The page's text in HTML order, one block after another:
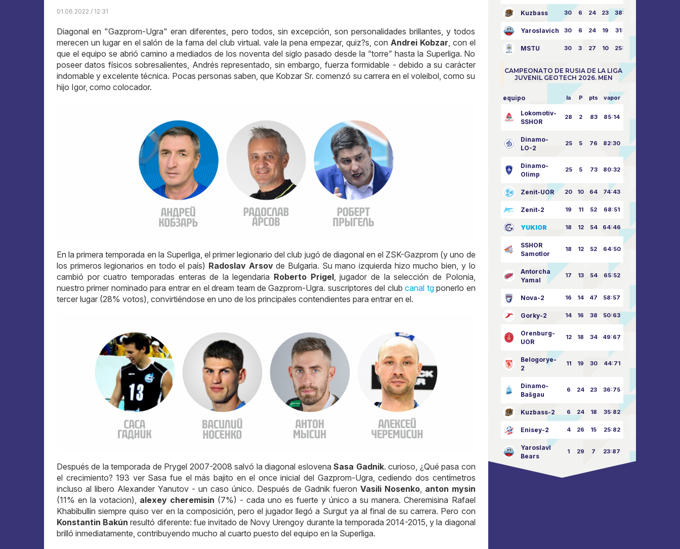
01.06.2022 / 12:31
Diagonal en "Gazprom-Ugra" eran diferentes, pero todos, sin excepción, son personalidades brillantes, y todos
merecen un lugar en el salón de la fama del club virtual. vale la pena empezar, quiz?s, con Andrei Kobzar , con el
que el equipo se abrió camino a mediados de los noventa del siglo pasado desde la “torre” hasta la Superliga. No
poseer datos físicos sobresalientes, Andrés representado, sin embargo, fuerza formidable - debido a su carácter
indomable y excelente técnica. Pocas personas saben, que Kobzar Sr. comenzó su carrera en el voleibol, como su
hijo Igor, como colocador.
En la primera temporada en la Superliga, el primer legionario del club jugó de diagonal en el ZSK-Gazprom (y uno de
los primeros legionarios en todo el país) Radoslav Arsovde Bulgaria. Su mano izquierda hizo mucho bien, y lo
cambió por cuatro temporadas enteras de la legendaria Roberto Prigel, jugador de la selección de Polonia,
nuestro primer nominado para entrar en el dream team de Gazprom-Ugra. suscriptores del clubcanal tgponerlo en
tercer lugar (28% votos), convirtiéndose en uno de los principales contendientes para entrar en el.
Después de la temporada de Prygel 2007-2008 salvó la diagonal eslovenaSasa Gadnik. curioso, ¿Qué pasa con
el crecimiento? 193 ver Sasa fue el más bajito en el once inicial del Gazprom-Ugra, cediendo dos centímetros
incluso al libero Alexander Yanutov - un caso único. Después de Gadnik fueron Vasili Nosenko, anton mysin
(11% en la votacion), alexey cheremisin (7%) - cada uno es fuerte y único a su manera. Cheremisina Rafael
Khabibullin siempre quiso ver en la composición, pero el jugador llegó a Surgut ya al final de su carrera. Pero con
Konstantin Bakún resultó diferente: fue invitado de Novy Urengoy durante la temporada 2014-2015, y la diagonal
brilló inmediatamente, contribuyendo mucho al cuarto puesto del equipo en la Superliga.
Kuzbass 30 6 24 23 38:76
Yaroslavich 30 6 24 19 31:80
MSTU 30 3 27 10 25:87
CAMPEONATO DE RUSIA DE LA LIGA
JUVENIL GEOTECH 2026. MEN
equipo la P pts vapor
Lokomotiv-
SSHOR
28 2 83 85:14
Dinamo-
LO-2
25 5 76 82:30
Dinamo-
Olimp
25 5 73 80:32
Zenit-UOR 20 10 64 74:43
Zenit-2 19 11 52 68:51
YUKIOR 18 12 54 64:46
SSHOR
Samotlor
18 12 52 64:50
Antorcha
Yamal
17 13 54 65:52
Nova-2 16 14 47 58:57
Gorky-2 14 16 38 50:63
Orenburg-
UOR
12 18 34 49:67
Belogorye-
2
11 19 30 44:71
Dinamo-
Bašgau
6 24 23 36:75
Kuzbass-2 6 24 18 35:82
Enisey-2 4 26 15 25:82
Yaroslavl
Bears
1 29 7 23:87